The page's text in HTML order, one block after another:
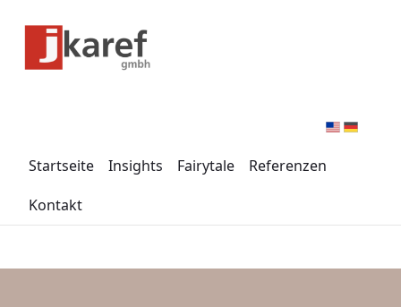
Startseite Insights Fairytale
Referenzen
Kontakt